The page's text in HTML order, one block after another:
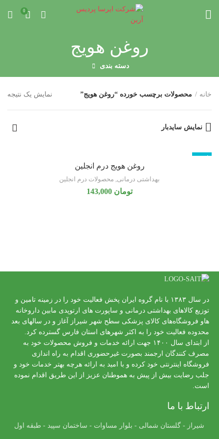
0
روغن هویج
دسته بندی
خانه محصولات برچسب خورده “روغن هویج” نمایش یک نتیجه
نمایش سایدبار
ناموجود
روغن هویج درم انجلین
بهداشتی درمانی, محصولات درم انجلین
تومان
در سال ۱۳۸۳ با نام گروه ایران پخش فعالیت خود را در زمینه تامین و
توزیع کالاهای بهداشتی درمانی و ساپورت های ارتوپدی مابین داروخانه
هاو فروشگاه‌های کالای پزشکی سطح شهر شیراز آغاز و در سالهای بعد
محدوده فعالیت خود را به اکثر شهرهای استان فارس گسترده کرد.
از ابتدای سال ۱۴۰۰ جهت ارائه خدمات و فروش محصولات خود به
مصرف کنندگان ارجمند بصورت غیرحضوری اقدام به راه اندازی
فروشگاه اینترنتی خود کرده و با امید به ارائه هرچه بهتر خدمات خود و
جلب رضایت بیش از پیش به هموطنان عزیز از این طریق اقدام نموده
است.
ارتباط با ما
شیراز - گلستان شمالی - بلوار مساوات - ساختمان سپید - طبقه اول